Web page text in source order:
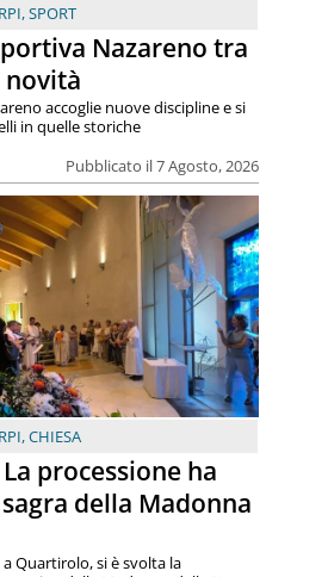
,SPORT
Nazareno tra
novità
Pubblicato il 7 Agosto, 2026
accoglie nuove discipline e si
in quelle storiche
,CHIESA
processione ha
della Madonna
Quartirolo, si è svolta la